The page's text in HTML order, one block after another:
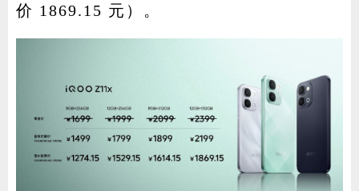
价 1869.15 元）。